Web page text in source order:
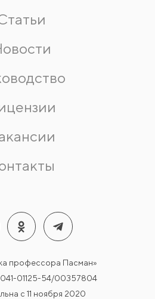
профессора Пасман»
01125-54/00357804
с 11 ноября 2020